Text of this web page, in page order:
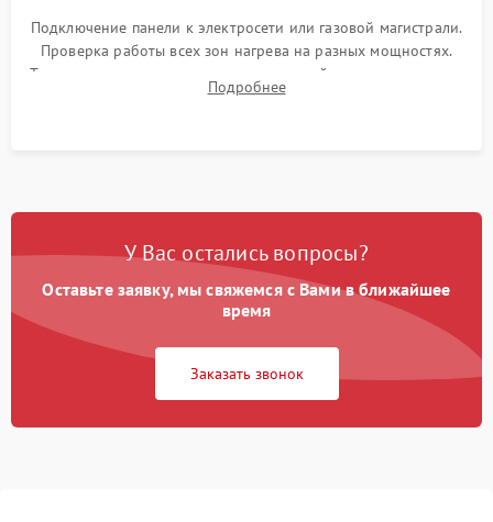
Подключение панели к электросети или газовой магистрали.
Проверка работы всех зон нагрева на разных мощностях.
Тестирование сенсорного управления, таймера, индикаторов
остаточного тепла и систем защиты от перегрева.
Подробнее
У Вас остались вопросы?
Оставьте заявку, мы свяжемся с Вами в ближайшее
время
Заказать звонок